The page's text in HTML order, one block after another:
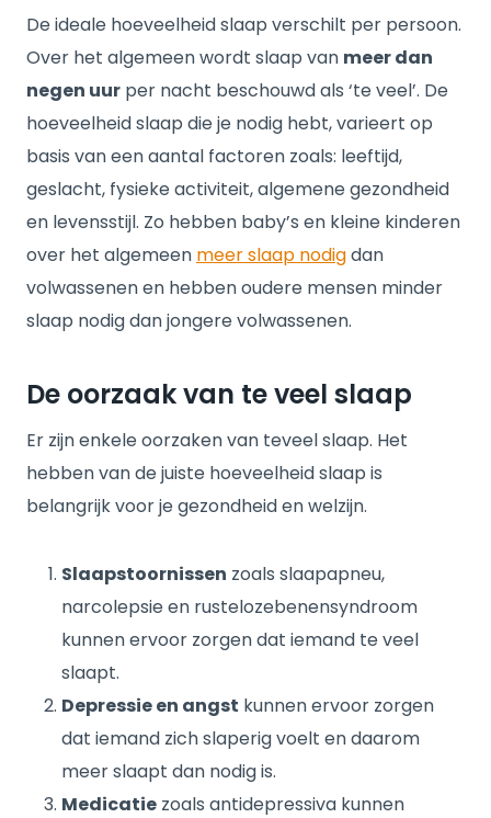
De ideale hoeveelheid slaap verschilt per persoon.
Over het algemeen wordt slaap van meer dan
negen uur per nacht beschouwd als ‘te veel’. De
hoeveelheid slaap die je nodig hebt, varieert op
basis van een aantal factoren zoals: leeftijd,
geslacht, fysieke activiteit, algemene gezondheid
en levensstijl. Zo hebben baby’s en kleine kinderen
over het algemeen meer slaap nodigdan
volwassenen en hebben oudere mensen minder
slaap nodig dan jongere volwassenen.
De oorzaak van te veel slaap
Er zijn enkele oorzaken van teveel slaap. Het
hebben van de juiste hoeveelheid slaap is
belangrijk voor je gezondheid en welzijn.
Slaapstoornissen zoals slaapapneu,
narcolepsie en rustelozebenensyndroom
kunnen ervoor zorgen dat iemand te veel
slaapt.
Depressie en angst kunnen ervoor zorgen
dat iemand zich slaperig voelt en daarom
meer slaapt dan nodig is.
Medicatie zoals antidepressiva kunnen